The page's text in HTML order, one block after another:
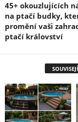
45+ okouzlujících
na ptačí budky,
promění vaši
ptačí království